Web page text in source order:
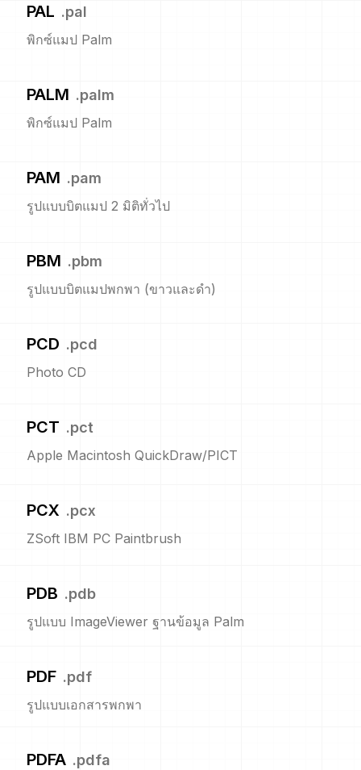
PAL .pal
พิกซ์แมป Palm
PALM .palm
พิกซ์แมป Palm
PAM .pam
รูปแบบบิตแมป 2 มิติทั่วไป
PBM .pbm
รูปแบบบิตแมปพกพา (ขาวและดำ)
PCD .pcd
Photo CD
PCT .pct
Apple Macintosh QuickDraw/PICT
PCX .pcx
ZSoft IBM PC Paintbrush
PDB .pdb
รูปแบบ ImageViewer ฐานข้อมูล Palm
PDF .pdf
รูปแบบเอกสารพกพา
PDFA .pdfa